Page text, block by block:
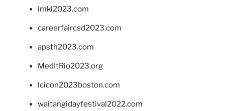
imkl2023.com
careerfaircsd2023.com
apsth2023.com
MedItRio2023.org
lcicon2023boston.com
waitangidayfestival2022.com